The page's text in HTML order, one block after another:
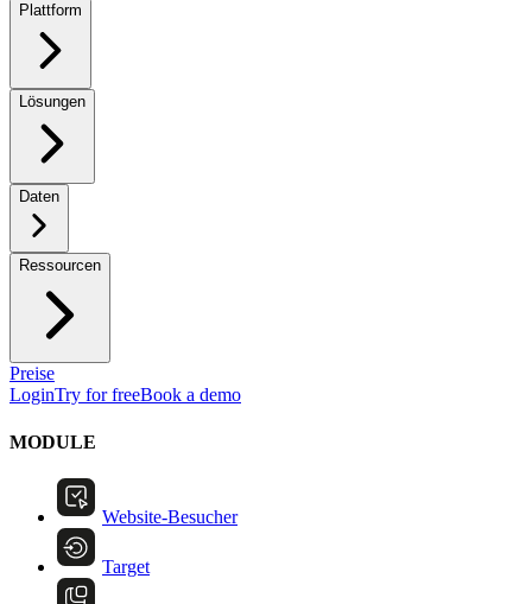
Plattform
Lösungen
Daten
Ressourcen
Preise
LoginTry for freeBook a demo
MODULE
Website-Besucher
Target